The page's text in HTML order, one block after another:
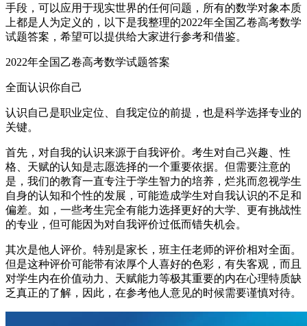
手段，可以应用于现实世界的任何问题，所有的数学对象本质
上都是人为定义的，以下是我整理的2022年全国乙卷高考数学
试题答案，希望可以提供给大家进行参考和借鉴。
2022年全国乙卷高考数学试题答案
全面认识你自己
认识自己是职业定位、自我定位的前提，也是科学选择专业的
关键。
首先，对自我的认识来源于自我评价。考生对自己兴趣、性
格、天赋的认知是志愿选择的一个重要依据。但需要注意的
是，我们的教育一直专注于学生智力的培养，烂兆而忽视学生
自身的认知和个性的发展，可能造成学生对自我认识的不足和
偏差。如，一些考生完全有能力选择更好的大学、更有挑战性
的专业，但可能因为对自我评价过低而错失机会。
其次是他人评价。特别是家长，班主任老师的评价相对全面。
但是这种评价可能带有浓厚个人喜好的色彩，有失客观，而且
对学生内在价值动力、天赋能力等极其重要的内在心理特质缺
乏真正的了解，因此，在参考他人意见的时候需要谨慎对待。